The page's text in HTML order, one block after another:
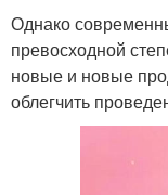
Однако
превосходной
новые и новые
облегчить